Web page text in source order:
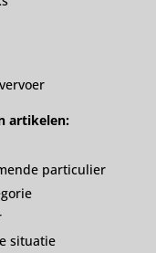
artikelen:
particulier
situatie